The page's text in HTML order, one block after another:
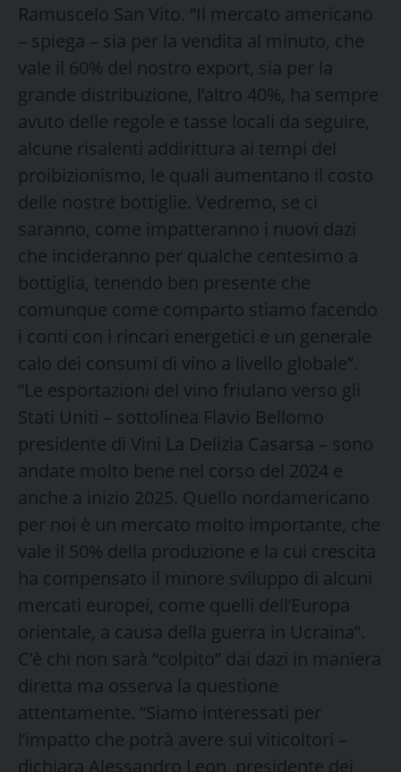
Ramuscelo San Vito. “Il mercato americano
– spiega – sia per la vendita al minuto, che
vale il 60% del nostro export, sia per la
grande distribuzione, l’altro 40%, ha sempre
avuto delle regole e tasse locali da seguire,
alcune risalenti addirittura ai tempi del
proibizionismo, le quali aumentano il costo
delle nostre bottiglie. Vedremo, se ci
saranno, come impatteranno i nuovi dazi
che incideranno per qualche centesimo a
bottiglia, tenendo ben presente che
comunque come comparto stiamo facendo
i conti con i rincari energetici e un generale
calo dei consumi di vino a livello globale”.
“Le esportazioni del vino friulano verso gli
Stati Uniti – sottolinea Flavio Bellomo
presidente di Vini La Delizia Casarsa – sono
andate molto bene nel corso del 2024 e
anche a inizio 2025. Quello nordamericano
per noi è un mercato molto importante, che
vale il 50% della produzione e la cui crescita
ha compensato il minore sviluppo di alcuni
mercati europei, come quelli dell’Europa
orientale, a causa della guerra in Ucraina”.
C’è chi non sarà “colpito” dai dazi in maniera
diretta ma osserva la questione
attentamente. “Siamo interessati per
l’impatto che potrà avere sui viticoltori –
dichiara Alessandro Leon, presidente dei